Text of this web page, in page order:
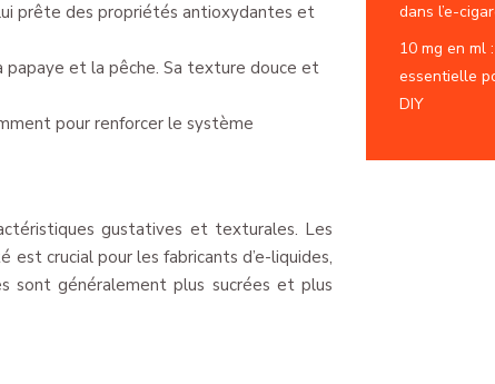
prête des propriétés antioxydantes et
papaye et la pêche. Sa texture douce et
pour renforcer le système
gustatives et texturales. Les
crucial pour les fabricants d’e-liquides,
sont généralement plus sucrées et plus
dans l’e-
10 mg en ml
essentielle
DIY